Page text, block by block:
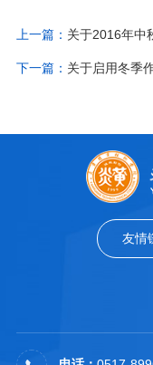
上一篇： 关于2016年中
下一篇： 关于启用冬季
友情